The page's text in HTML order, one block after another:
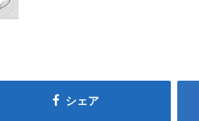
シェア